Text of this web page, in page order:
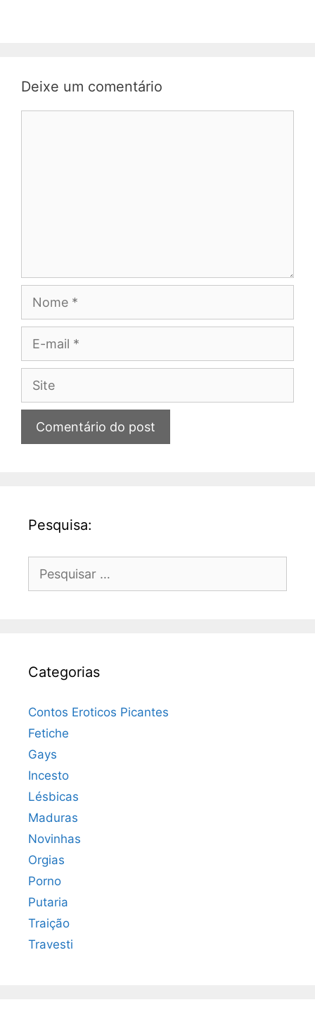
Deixe um comentário
Site
Pesquisa:
por:
Categorias
Contos Eroticos Picantes
Fetiche
Gays
Incesto
Lésbicas
Maduras
Novinhas
Orgias
Porno
Putaria
Traição
Travesti